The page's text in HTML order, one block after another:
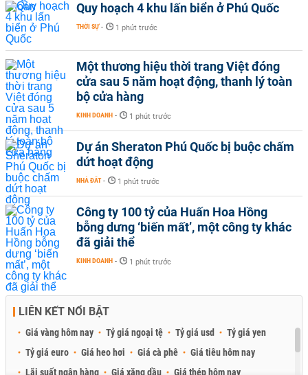
Quy hoạch 4 khu lấn biển ở Phú Quốc
THỜI SỰ - 1 phút trước
Một thương hiệu thời trang Việt đóng
cửa sau 5 năm hoạt động, thanh lý toàn
bộ cửa hàng
KINH DOANH - 1 phút trước
Dự án Sheraton Phú Quốc bị buộc chấm
dứt hoạt động
NHÀ ĐẤT - 1 phút trước
Công ty 100 tỷ của Huấn Hoa Hồng
bỗng dưng ‘biến mất’, một công ty khác
đã giải thể
KINH DOANH - 1 phút trước
LIÊN KẾT NỔI BẬT
Giá vàng hôm nay Tỷ giá ngoại tệ Tỷ giá usd
Tỷ giá yen
Tỷ giá euro
Giá heo hơi Giá cà phê
Giá tiêu hôm nay
Lãi suất ngân hàng
Giá xăng dầu Giá thép hôm nay